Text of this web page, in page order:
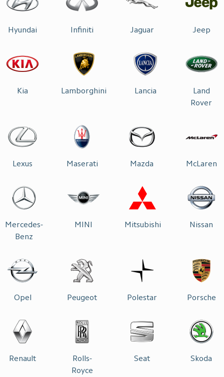
Hyundai Infiniti Jaguar Jeep
Kia Lamborghini Lancia
Land
Rover
Lexus Maserati Mazda McLaren
Mercedes-
Benz
MINI Mitsubishi Nissan
Opel Peugeot Polestar Porsche
Renault
Rolls-
Royce
Seat Skoda